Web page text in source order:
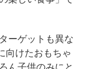
ーゲットも異な
向けたおもちゃ
ん子供のみにと